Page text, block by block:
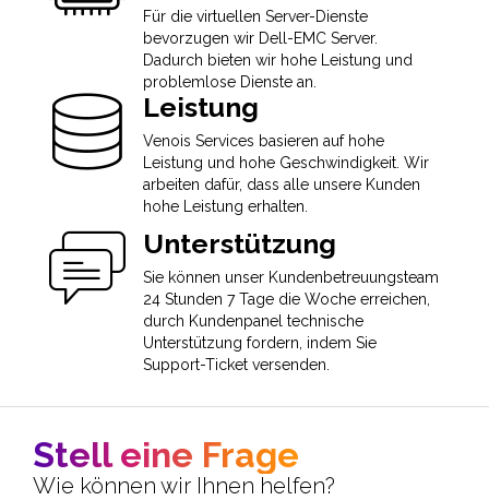
Für die virtuellen Server-Dienste
bevorzugen wir Dell-EMC Server.
Dadurch bieten wir hohe Leistung und
problemlose Dienste an.
Leistung
Venois Services basieren auf hohe
Leistung und hohe Geschwindigkeit. Wir
arbeiten dafür, dass alle unsere Kunden
hohe Leistung erhalten.
Unterstützung
Sie können unser Kundenbetreuungsteam
24 Stunden 7 Tage die Woche erreichen,
durch Kundenpanel technische
Unterstützung fordern, indem Sie
Support-Ticket versenden.
Stell eine Frage
Wie können wir Ihnen helfen?